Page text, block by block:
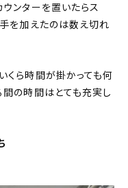
ウンターを置いたらス
手を加えたのは数え切れ
くら時間が掛かっても何
間の時間はとても充実し